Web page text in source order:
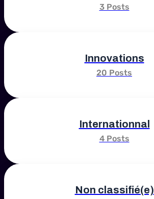
3 Posts
Innovations
20 Posts
Internationnal
4 Posts
Non classifié(e)